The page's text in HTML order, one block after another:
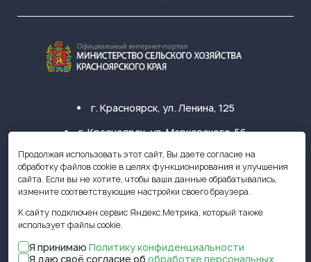
г. Красноярск, ул. Ленина, 125
г. Красноярск, ул. Марковского, 56
+7 (391) 249-31-33
krasagro@krasagro.ru
© 2009—2026 Министерство
сельского хозяйства Красноярского
Продолжая использовать этот сайт, Вы даете согласие на
обработку файлов cookie в целях функционирования и улучшения
сайта. Если вы не хотите, чтобы ваши данные обрабатывались,
измените соответствующие настройки своего браузера.
К сайту подключен сервис Яндекс.Метрика, который также
использует файлы cookie.
Я принимаю Политику конфиденциальности
Я даю своё согласие об обработке персональных